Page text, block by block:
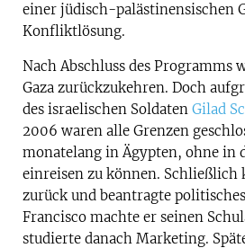
einer jüdisch-palästinensischen
Konfliktlösung.
Nach Abschluss des Programms
Gaza zurückzukehren. Doch
des israelischen Soldaten Gilad
2006 waren alle Grenzen
monatelang in Ägypten, ohne in
einreisen zu können. Schließlich
zurück und beantragte
Francisco machte er seinen
studierte danach Marketing.